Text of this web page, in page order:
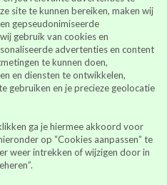
site te kunnen bereiken, maken wij
gepseudonimiseerde
gebruik van cookies en
advertenties en content
te kunnen doen,
en diensten te ontwikkelen,
gebruiken en je precieze geolocatie
ga je hiermee akkoord voor
op “Cookies aanpassen” te
weer intrekken of wijzigen door in